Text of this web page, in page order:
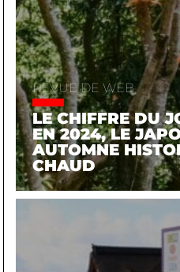
REVUE DE WEB
LE CHIFFRE DU
EN 2024, LE
AUTOMNE
CHAUD